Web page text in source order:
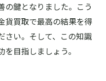
の鍵となりました。こう
貨買取で最高の結果を得
さい。そして、この知識
目指しましょう。